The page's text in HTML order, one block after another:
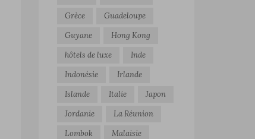
Grèce
Guadeloupe
Guyane
Hong Kong
hôtels de luxe
Inde
Indonésie
Irlande
Islande
Italie
Japon
Jordanie
La Réunion
Lombok
Malaisie